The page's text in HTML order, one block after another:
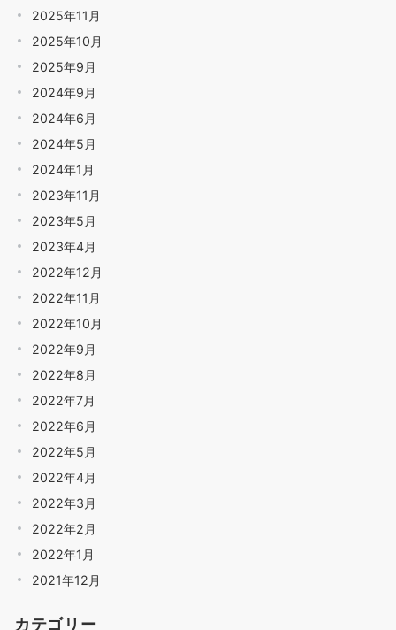
2025年11月
2025年10月
2025年9月
2024年9月
2024年6月
2024年5月
2024年1月
2023年11月
2023年5月
2023年4月
2022年12月
2022年11月
2022年10月
2022年9月
2022年8月
2022年7月
2022年6月
2022年5月
2022年4月
2022年3月
2022年2月
2022年1月
2021年12月
カテゴリー